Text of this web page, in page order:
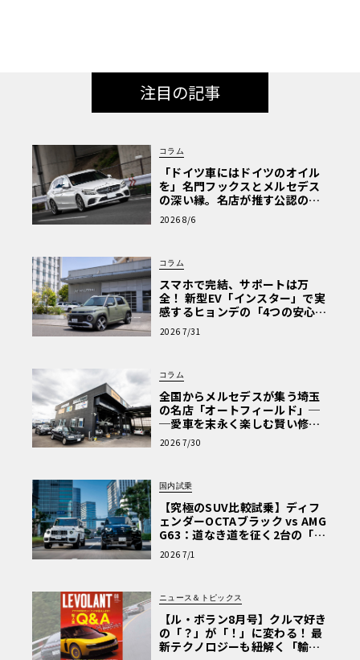
注目の記事
コラム
「ドイツ車にはドイツのオイル
を」名門フックスとメルセデス
の深い縁。名店が推す公認の安
心と、Cクラスで味わうシルキー
な走り〈PR〉
2026 8/6
コラム
スマホで完結、サポートは万
全！ 新型EV「インスター」で実
感するヒョンデの「4つの安心」
【第1回・ヒョンデ6つの疑問：
Why? Hyundai?】〈PR〉
2026 7/31
コラム
全国からメルセデスが集う埼玉
の名店「オートフィールド」─
─愛車を末永く楽しむ賢い修理
術と、プロがフックス製オイル
を選ぶ理由〈PR〉
2026 7/30
国内試乗
【究極のSUV比較試乗】ディフ
ェンダーOCTAブラック vs AMG
G63：道なき道を征く2台の「対
極的アプローチ」
2026 7/1
ニュース＆トピックス
【ル・ボラン8月号】クルマ好き
の「？」が「！」に変わる！ 最
新テクノロジーも紐解く「輸入